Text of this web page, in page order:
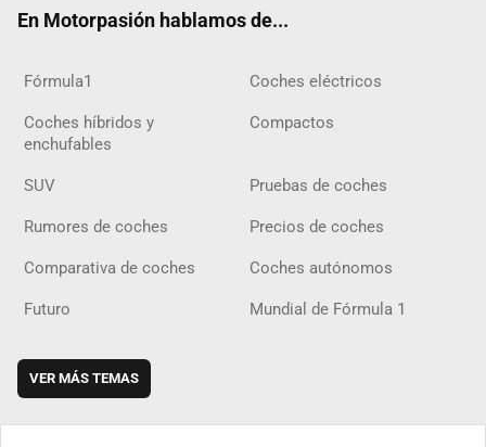
En Motorpasión hablamos de...
Fórmula1 Coches eléctricos
Coches híbridos y
enchufables
Compactos
SUV Pruebas de coches
Rumores de coches Precios de coches
Comparativa de coches Coches autónomos
Futuro Mundial de Fórmula 1
VER MÁS TEMAS